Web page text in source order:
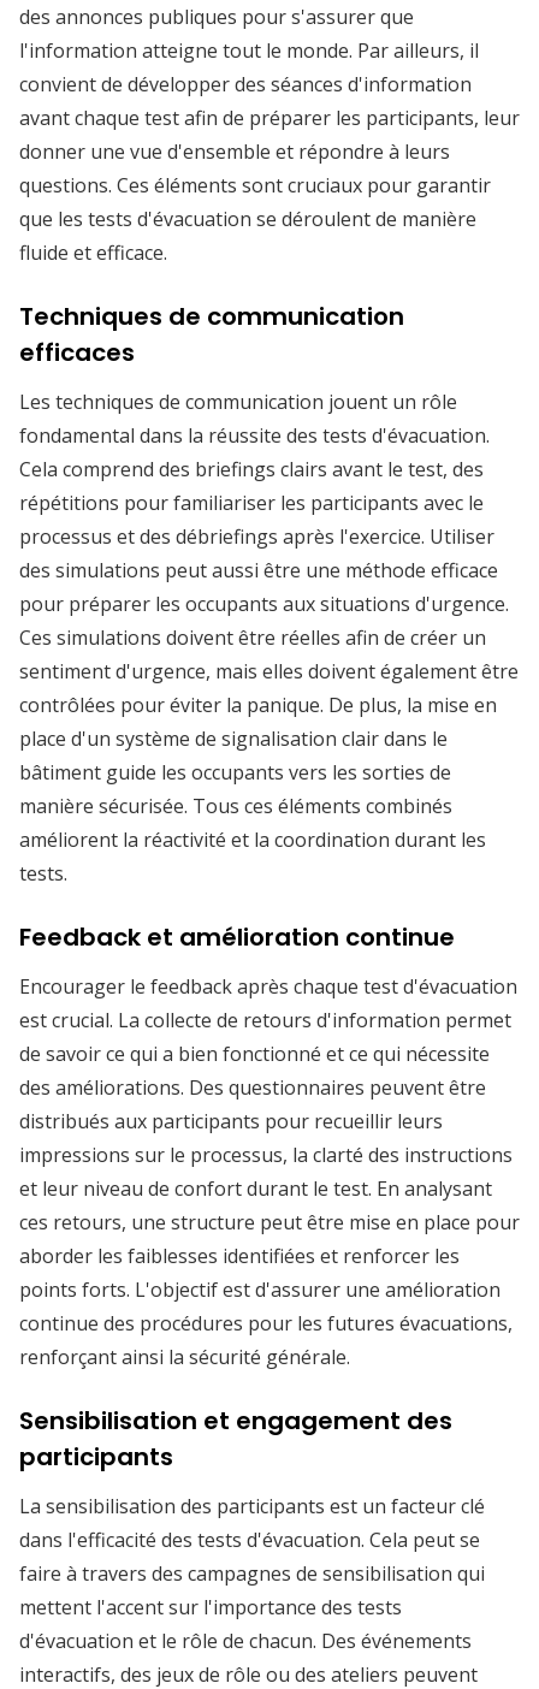
des annonces publiques pour s'assurer que
l'information atteigne tout le monde. Par ailleurs, il
convient de développer des séances d'information
avant chaque test afin de préparer les participants, leur
donner une vue d'ensemble et répondre à leurs
questions. Ces éléments sont cruciaux pour garantir
que les tests d'évacuation se déroulent de manière
fluide et efficace.
Techniques de communication
efficaces
Les techniques de communication jouent un rôle
fondamental dans la réussite des tests d'évacuation.
Cela comprend des briefings clairs avant le test, des
répétitions pour familiariser les participants avec le
processus et des débriefings après l'exercice. Utiliser
des simulations peut aussi être une méthode efficace
pour préparer les occupants aux situations d'urgence.
Ces simulations doivent être réelles afin de créer un
sentiment d'urgence, mais elles doivent également être
contrôlées pour éviter la panique. De plus, la mise en
place d'un système de signalisation clair dans le
bâtiment guide les occupants vers les sorties de
manière sécurisée. Tous ces éléments combinés
améliorent la réactivité et la coordination durant les
tests.
Feedback et amélioration continue
Encourager le feedback après chaque test d'évacuation
est crucial. La collecte de retours d'information permet
de savoir ce qui a bien fonctionné et ce qui nécessite
des améliorations. Des questionnaires peuvent être
distribués aux participants pour recueillir leurs
impressions sur le processus, la clarté des instructions
et leur niveau de confort durant le test. En analysant
ces retours, une structure peut être mise en place pour
aborder les faiblesses identifiées et renforcer les
points forts. L'objectif est d'assurer une amélioration
continue des procédures pour les futures évacuations,
renforçant ainsi la sécurité générale.
Sensibilisation et engagement des
participants
La sensibilisation des participants est un facteur clé
dans l'efficacité des tests d'évacuation. Cela peut se
faire à travers des campagnes de sensibilisation qui
mettent l'accent sur l'importance des tests
d'évacuation et le rôle de chacun. Des événements
interactifs, des jeux de rôle ou des ateliers peuvent